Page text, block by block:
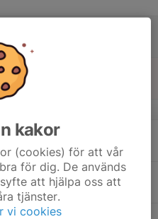
kakor
(cookies) för att vår
för dig. De används
att hjälpa oss att
tjänster.
vi cookies